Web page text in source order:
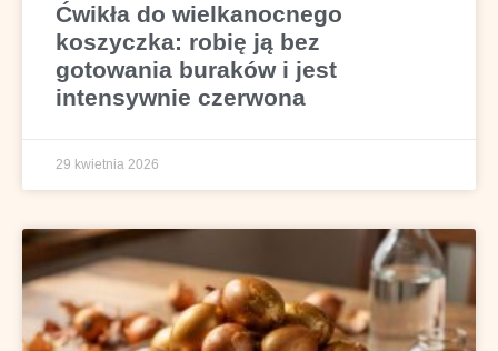
Ćwikła do wielkanocnego
koszyczka: robię ją bez
gotowania buraków i jest
intensywnie czerwona
29 kwietnia 2026